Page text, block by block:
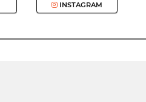
INSTAGRAM